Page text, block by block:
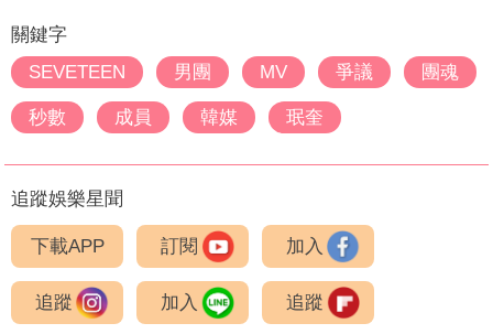
關鍵字
SEVETEEN
男團 MV 爭議 團魂
秒數 成員 韓媒 珉奎
追蹤娛樂星聞
下載APP 訂閱 加入
追蹤 加入 追蹤